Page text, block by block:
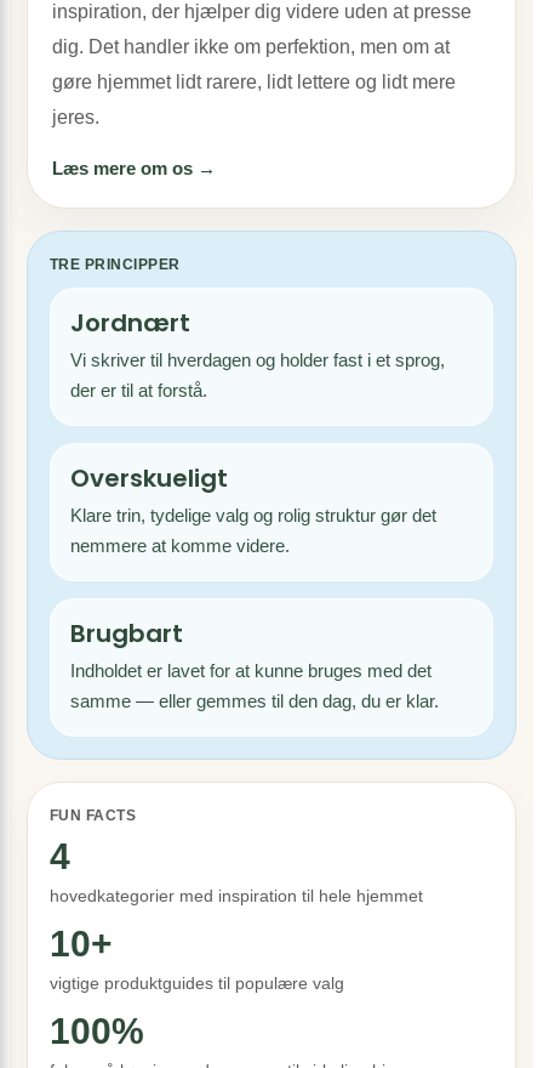
inspiration, der hjælper dig videre uden at presse
dig. Det handler ikke om perfektion, men om at
gøre hjemmet lidt rarere, lidt lettere og lidt mere
jeres.
Læs mere om os →
TRE PRINCIPPER
Jordnært
Vi skriver til hverdagen og holder fast i et sprog,
der er til at forstå.
Overskueligt
Klare trin, tydelige valg og rolig struktur gør det
nemmere at komme videre.
Brugbart
Indholdet er lavet for at kunne bruges med det
samme — eller gemmes til den dag, du er klar.
FUN FACTS
4
hovedkategorier med inspiration til hele hjemmet
10+
vigtige produktguides til populære valg
100%